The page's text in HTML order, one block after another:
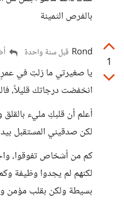
بالفرص الثمينة
1
Rond قبل سنة واحدة
يا صغيرتي ما زلتِ في عمرٍ
انخفضت درجاتك قليلاً،
أعلم أن قلبكِ مليء
لكن صدقيني المستقبل بيد
كم من أشخاص تفوقوا،
لكنهم لم يجدوا وظيفة
بسيطة ولكن بقلب مؤمن